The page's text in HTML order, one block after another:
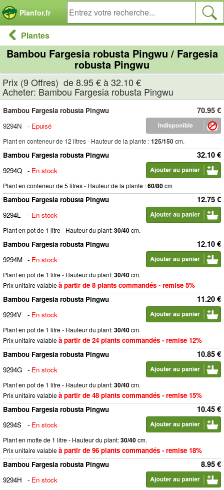
Planfor.fr
Plantes
Bambou Fargesia robusta Pingwu / Fargesia
robusta Pingwu
Prix (9 Offres) de 8.95 € à 32.10 €
Acheter: Bambou Fargesia robusta Pingwu
70.95 €
Bambou Fargesia robusta Pingwu
9294N
- Epuisé
Plant en conteneur de 12 litres - Hauteur de la plante :125/150cm.
32.10 €
Bambou Fargesia robusta Pingwu
9294Q - En stock
Plant en conteneur de 5 litres - Hauteur de la plante :60/80cm
12.75 €
Bambou Fargesia robusta Pingwu
9294L
- En stock
Plant en pot de 1 litre - Hauteur du plant:30/40cm.
12.10 €
Bambou Fargesia robusta Pingwu
9294M - En stock
Plant en pot de 1 litre - Hauteur du plant:30/40cm.
Prix unitaire valableà partir de 8 plants commandés - remise 5%
11.20 €
Bambou Fargesia robusta Pingwu
9294V
- En stock
Plant en pot de 1 litre - Hauteur du plant:30/40cm.
Prix unitaire valableà partir de 24 plants commandés - remise 12%
10.85 €
Bambou Fargesia robusta Pingwu
9294G - En stock
Plant en pot de 1 litre - Hauteur du plant:30/40cm.
Prix unitaire valableà partir de 48 plants commandés - remise 15%
10.45 €
Bambou Fargesia robusta Pingwu
9294S
- En stock
Plant en motte de 1 litre - Hauteur du plant:30/40cm.
Prix unitaire valableà partir de 96 plants commandés - remise 18%
8.95 €
Bambou Fargesia robusta Pingwu
9294H
- En stock
Panneau de gestion des cookies